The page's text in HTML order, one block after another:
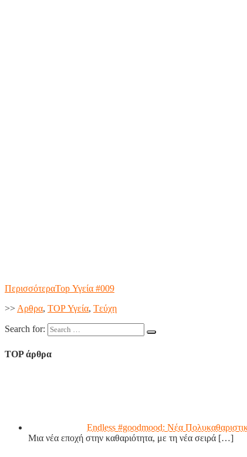
ΠερισσότεραTop Υγεία #009
>>Aρθρα, TOP Υγεία, Tεύχη
Search for:
TOP άρθρα
Endless #goodmood: Νέα
Μια νέα εποχή στην καθαριότητα, με τη νέα σειρά […]